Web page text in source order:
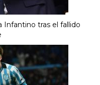
Infantino tras el fallido